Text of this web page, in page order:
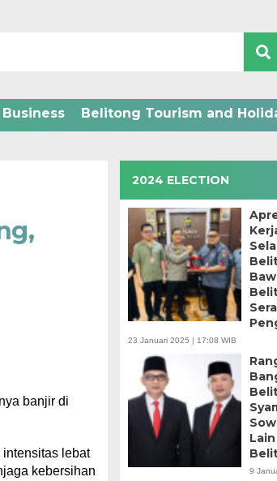
Belitong Tourism and
banjir di
lebat
kebersihan
2024 ELECTION
23 Januari 2025 | 17:08 WIB
9